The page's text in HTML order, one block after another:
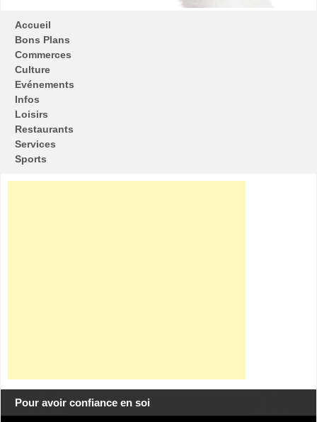
Accueil
Bons Plans
Commerces
Culture
Evénements
Infos
Loisirs
Restaurants
Services
Sports
Pour avoir confiance en soi